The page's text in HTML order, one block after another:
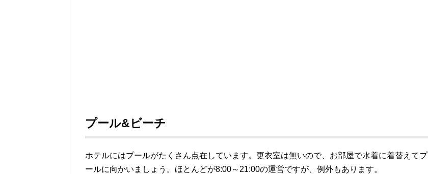
プール&ビーチ
ホテルにはプールがたくさん点在しています。更衣室は無いので、お部屋で水着に着替えてプ
ールに向かいましょう。ほとんどが8:00～21:00の運営ですが、例外もあります。